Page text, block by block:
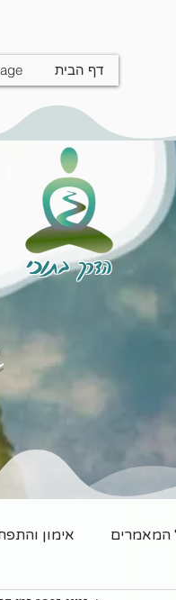
דף הבית
הדרך בתוכי
המאמרים אימון